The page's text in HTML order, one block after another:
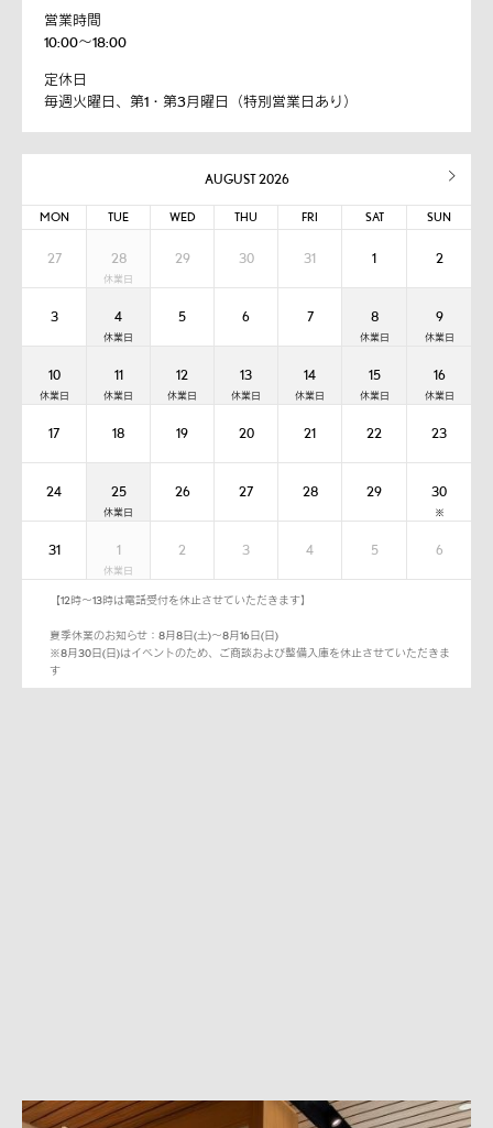
営業時間
10:00～18:00
定休日
毎週火曜日、第1・第3月曜日（特別営業日あり）
AUGUST 2026
MON TUE WED THU FRI SAT SUN
27 28 29 30 31 1 2
3 4 5 6 7 8 9
10 11 12 13 14 15 16
17 18 19 20 21 22 23
24 25 26 27 28 29 30
31 1 2 3 4 5 6
【12時～13時は電話受付を休止させていただきます】
夏季休業のお知らせ：8月8日(土)～8月16日(日)
※8月30日(日)はイベントのため、ご商談および整備入庫を休止させていただきま
す